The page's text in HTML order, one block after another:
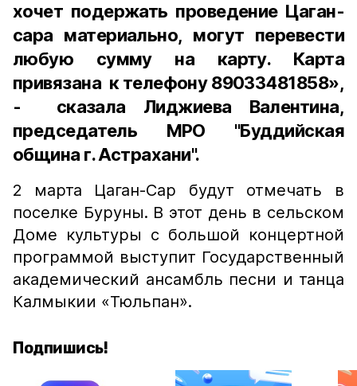
хочет подержать проведение Цаган-
сара материально, могут перевести
любую сумму на карту. Карта
привязана к телефону 89033481858»,
- сказала Лиджиева Валентина,
председатель МРО "Буддийская
община г. Астрахани".
2 марта Цаган-Сар будут отмечать в
поселке Буруны. В этот день в сельском
Доме культуры с большой концертной
программой выступит Государственный
академический ансамбль песни и танца
Калмыкии «Тюльпан».
Подпишись!